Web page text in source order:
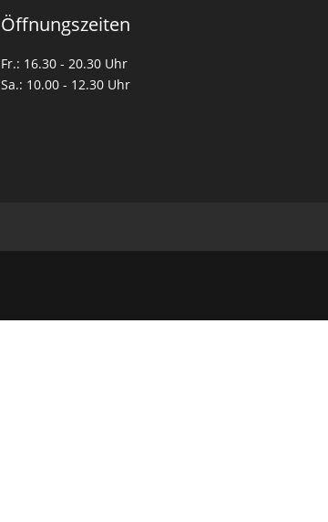
Öffnungszeiten
Fr.: 16.30 - 20.30 Uhr
Sa.: 10.00 - 12.30 Uhr